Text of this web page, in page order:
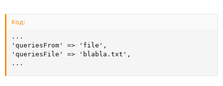
Код:
...
'queriesFrom' => 'file',
'queriesFile' => 'blabla.txt',
...